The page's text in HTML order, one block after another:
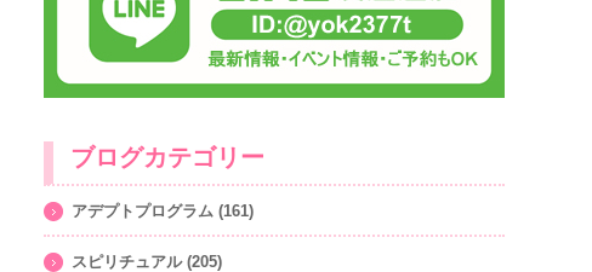
ブログカテゴリー
アデプトプログラム (161)
スピリチュアル(205)